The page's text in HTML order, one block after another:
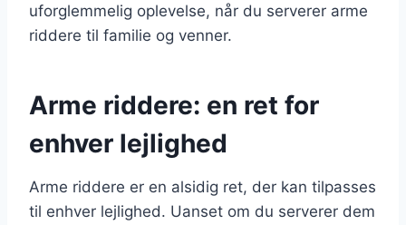
uforglemmelig oplevelse, når du serverer arme
riddere til familie og venner.
Arme riddere: en ret for
enhver lejlighed
Arme riddere er en alsidig ret, der kan tilpasses
til enhver lejlighed. Uanset om du serverer dem